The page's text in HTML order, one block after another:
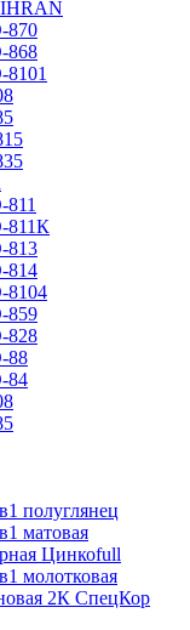
870
868
8101
811К
813
814
8104
859
828
88
84
полуглянец
матовая
Цинкоfull
молотковая
2К СпецКор